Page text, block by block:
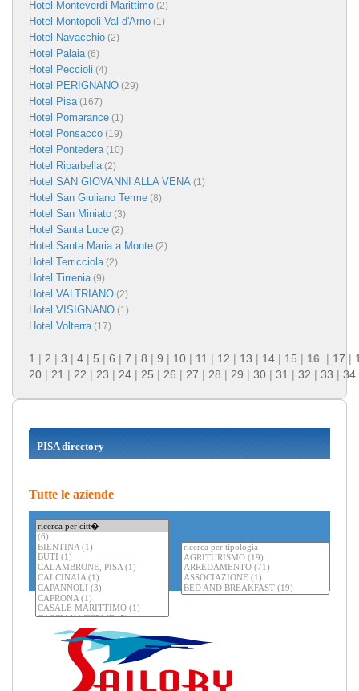
Hotel Monteverdi Marittimo (2)
Hotel Montopoli Val d'Arno (1)
Hotel Navacchio (2)
Hotel Palaia(6)
Hotel Peccioli (4)
Hotel PERIGNANO (29)
Hotel Pisa(167)
Hotel Pomarance (1)
Hotel Ponsacco (19)
Hotel Pontedera(10)
Hotel Riparbella(2)
Hotel SAN GIOVANNI ALLA VENA (1)
Hotel San Giuliano Terme (8)
Hotel San Miniato (3)
Hotel Santa Luce (2)
Hotel Santa Maria a Monte (2)
Hotel Terricciola(2)
Hotel Tirrenia(9)
Hotel VALTRIANO (2)
Hotel VISIGNANO (1)
Hotel Volterra(17)
1 | 2 | 3 | 4 | 5 | 6 | 7 | 8 | 9 | 10 | 11 | 12 | 13 | 14 | 15 | 16 | 17 |
20 | 21 | 22 | 23 | 24 | 25 | 26 | 27 | 28 | 29 | 30 | 31 | 32 | 33 | 34
PISA directory
Tutte le aziende